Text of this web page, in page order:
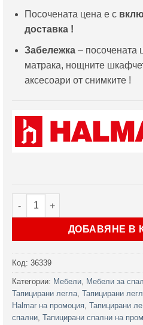
Посочената цена е с
доставка !
Забележка– посочената
матрака, нощните
аксесоари от снимките !
количество за Тапицирано
ДОБАВЯНЕ В
Код: 36339
Категории: Мебели, Мебели за
Тапицирани легла, Тапицирани
Halmar на промоция, Тапицирани
спални, Тапицирани спални на